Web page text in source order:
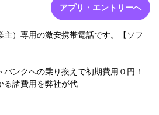
アプリ・エントリーへ
主）専用の激安携帯電話です。【ソフ
ンクへの乗り換えで初期費用０円！
る諸費用を弊社が代